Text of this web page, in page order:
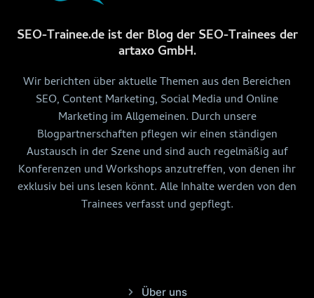
SEO-Trainee.de ist der Blog der SEO-Trainees der
artaxo GmbH.
Wir berichten über aktuelle Themen aus den Bereichen
SEO, Content Marketing, Social Media und Online
Marketing im Allgemeinen. Durch unsere
Blogpartnerschaften pflegen wir einen ständigen
Austausch in der Szene und sind auch regelmäßig auf
Konferenzen und Workshops anzutreffen, von denen ihr
exklusiv bei uns lesen könnt. Alle Inhalte werden von den
Trainees verfasst und gepflegt.
Über uns